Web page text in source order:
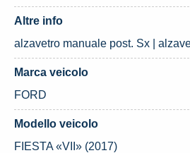
Altre info
alzavetro manuale post. Sx |
Marca veicolo
FORD
Modello veicolo
FIESTA «VII» (2017)